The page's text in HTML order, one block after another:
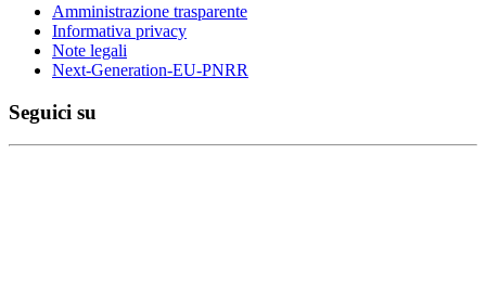
Amministrazione trasparente
Informativa privacy
Note legali
Next-Generation-EU-PNRR
Seguici su